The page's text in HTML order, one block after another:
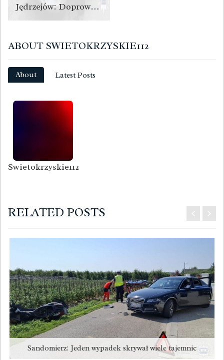
Jędrzejów: Doprowadził do kolizji. Miał blisko 3 promile!
ABOUT SWIETOKRZYSKIE112
About Latest Posts
Swietokrzyskie112
RELATED POSTS
Sandomierz: Jeden wypadek skrywał wiele tajemnic